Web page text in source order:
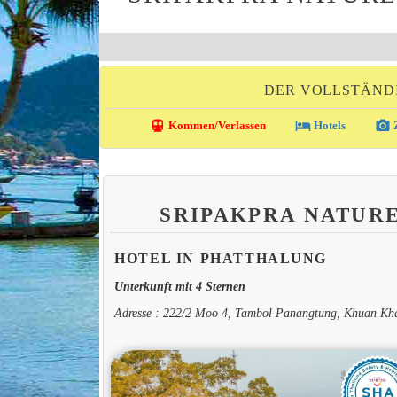
DER
directions_transit Kommen/Verlassen local_hotelHotels photo_camera
SRIPAKPRA
HOTEL IN PHATTHALUNG
Unterkunft mit 4 Sternen
Adresse : 222/2 Moo 4, Tambol Panangtung, Khuan